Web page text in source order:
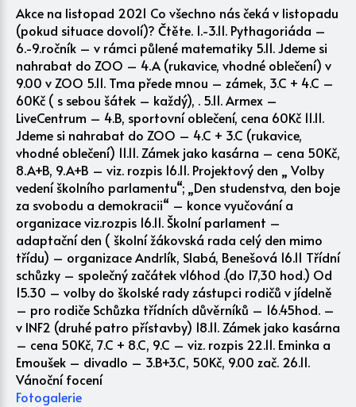
Akce na listopad 2021 Co všechno nás čeká v listopadu
(pokud situace dovolí)? Čtěte. 1.-3.11. Pythagoriáda –
6.-9.ročník – v rámci půlené matematiky 5.11. Jdeme si
nahrabat do ZOO – 4.A (rukavice, vhodné oblečení) v
9.00 v ZOO 5.11. Tma přede mnou – zámek, 3.C + 4.C –
60Kč ( s sebou šátek – každý), . 5.11. Armex –
LiveCentrum – 4.B, sportovní oblečení, cena 60Kč 11.11.
Jdeme si nahrabat do ZOO – 4.C + 3.C (rukavice,
vhodné oblečení) 11.11. Zámek jako kasárna – cena 50Kč,
8.A+B, 9.A+B – viz. rozpis 16.11. Projektový den „ Volby
vedení školního parlamentu“; „Den studenstva, den boje
za svobodu a demokracii“ – konce vyučování a
organizace viz.rozpis 16.11. Školní parlament –
adaptační den ( školní žákovská rada celý den mimo
třídu) – organizace Andrlík, Slabá, Benešová 16.11 Třídní
schůzky – společný začátek v16hod .(do 17,30 hod.) Od
15.30 – volby do školské rady zástupci rodičů v jídelně
– pro rodiče Schůzka třídních důvěrníků – 16.45hod. –
v INF2 (druhé patro přístavby) 18.11. Zámek jako kasárna
– cena 50Kč, 7.C + 8.C, 9.C – viz. rozpis 22.11. Eminka a
Emoušek – divadlo – 3.B+3.C, 50Kč, 9.00 zač. 26.11.
Vánoční focení
Fotogalerie